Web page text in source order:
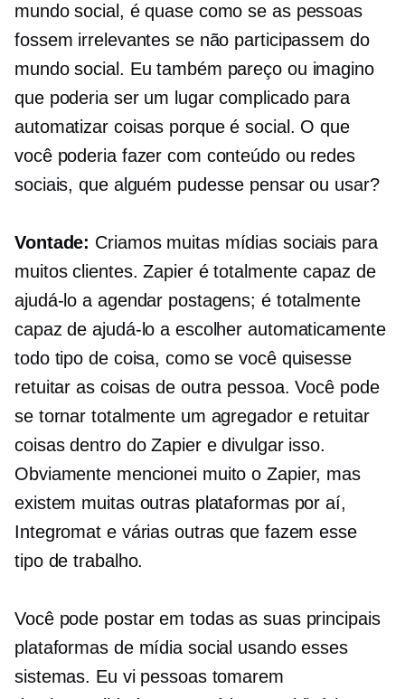
mundo social, é quase como se as pessoas
fossem irrelevantes se não participassem do
mundo social. Eu também pareço ou imagino
que poderia ser um lugar complicado para
automatizar coisas porque é social. O que
você poderia fazer com conteúdo ou redes
sociais, que alguém pudesse pensar ou usar?
Vontade: Criamos muitas mídias sociais para
muitos clientes. Zapier é totalmente capaz de
ajudá-lo a agendar postagens; é totalmente
capaz de ajudá-lo a escolher automaticamente
todo tipo de coisa, como se você quisesse
retuitar as coisas de outra pessoa. Você pode
se tornar totalmente um agregador e retuitar
coisas dentro do Zapier e divulgar isso.
Obviamente mencionei muito o Zapier, mas
existem muitas outras plataformas por aí,
Integromat e várias outras que fazem esse
tipo de trabalho.
Você pode postar em todas as suas principais
plataformas de mídia social usando esses
sistemas. Eu vi pessoas tomarem